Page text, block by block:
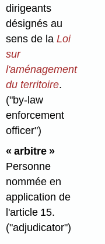
dirigeants
désignés au
sens de laLoi
sur
l'aménagement
du territoire.
("by-law
enforcement
officer")
« arbitre »
Personne
nommée en
application de
l'article 15.
("adjudicator")